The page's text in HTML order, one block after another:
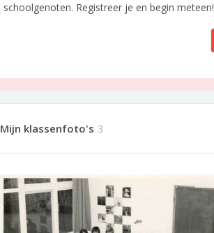
schoolgenoten. Registreer je en begin meteen!
Mijn klassenfoto's 3